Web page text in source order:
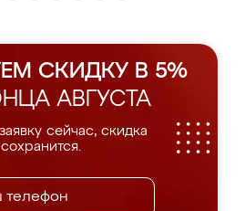
СКИДКУ В 5%
АВГУСТА
сейчас, скидка
сохранится.